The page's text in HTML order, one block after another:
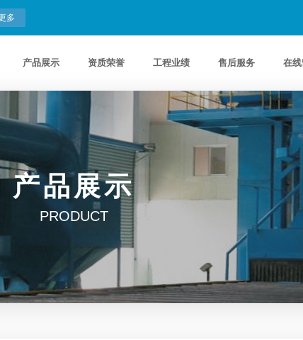
多
产品展示 资质荣誉 工程业绩 售后服务 在
产品展示
PRODUCT